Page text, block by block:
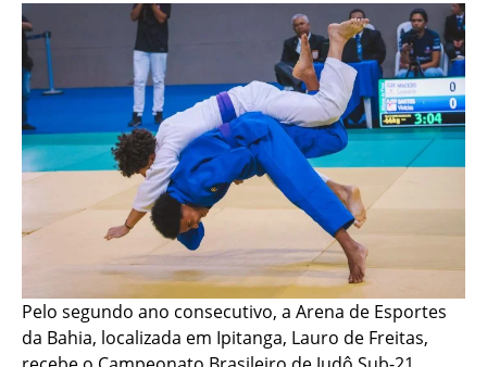
Pelo segundo ano consecutivo, a Arena de Esportes
da Bahia, localizada em Ipitanga, Lauro de Freitas,